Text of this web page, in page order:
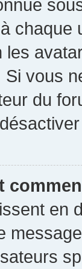
chaque
les
vous
du
en